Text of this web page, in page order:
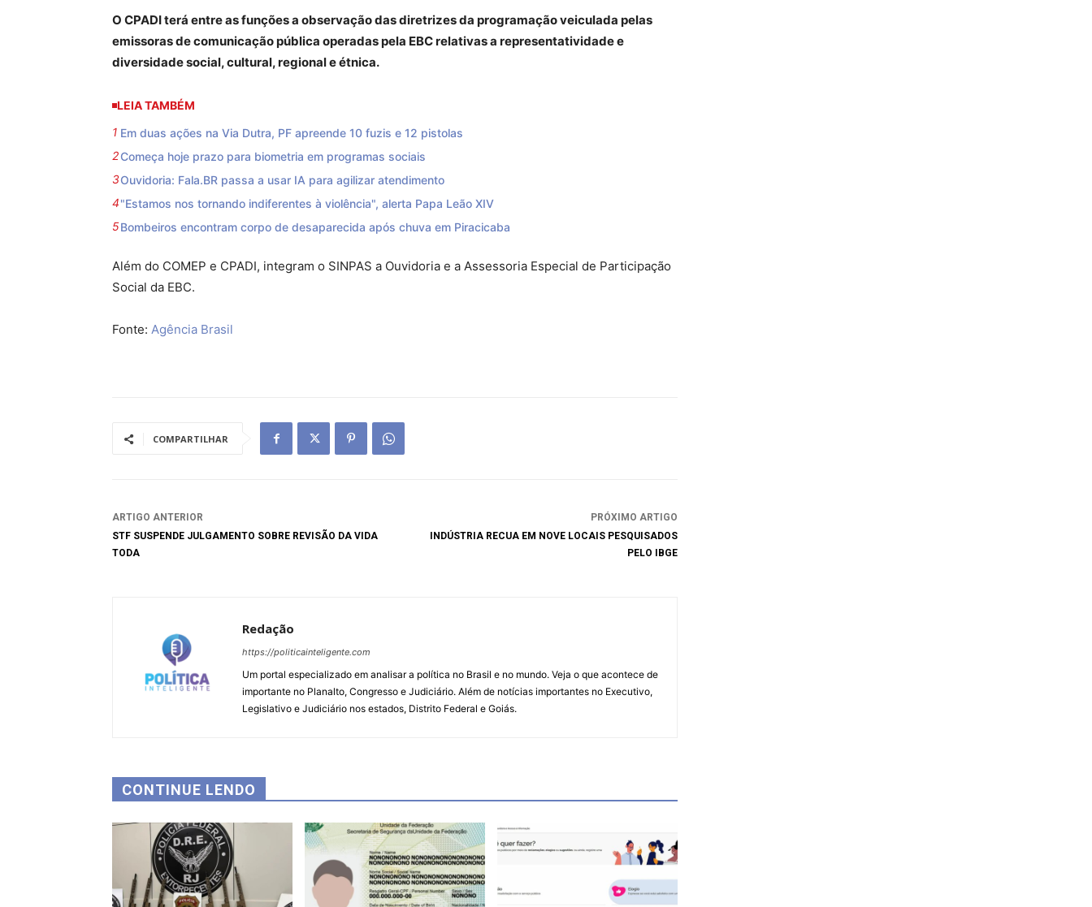
O CPADI terá entre as funções a observação das diretrizes da programação veiculada pelas
emissoras de comunicação pública operadas pela EBC relativas a representatividade e
diversidade social, cultural, regional e étnica.
LEIA TAMBÉM
Em duas ações na Via Dutra, PF apreende 10 fuzis e 12 pistolas
Começa hoje prazo para biometria em programas sociais
Ouvidoria: Fala.BR passa a usar IA para agilizar atendimento
"Estamos nos tornando indiferentes à violência", alerta Papa Leão XIV
Bombeiros encontram corpo de desaparecida após chuva em Piracicaba
Além do COMEP e CPADI, integram o SINPAS a Ouvidoria e a Assessoria Especial de Participação
Social da EBC.
Fonte: Agência Brasil
COMPARTILHAR
ARTIGO ANTERIOR
STF SUSPENDE JULGAMENTO SOBRE REVISÃO DA VIDA
TODA
PRÓXIMO ARTIGO
INDÚSTRIA RECUA EM NOVE LOCAIS PESQUISADOS
PELO IBGE
Redação
https://politicainteligente.com
Um portal especializado em analisar a política no Brasil e no mundo. Veja o que acontece de
importante no Planalto, Congresso e Judiciário. Além de notícias importantes no Executivo,
Legislativo e Judiciário nos estados, Distrito Federal e Goiás.
CONTINUE LENDO